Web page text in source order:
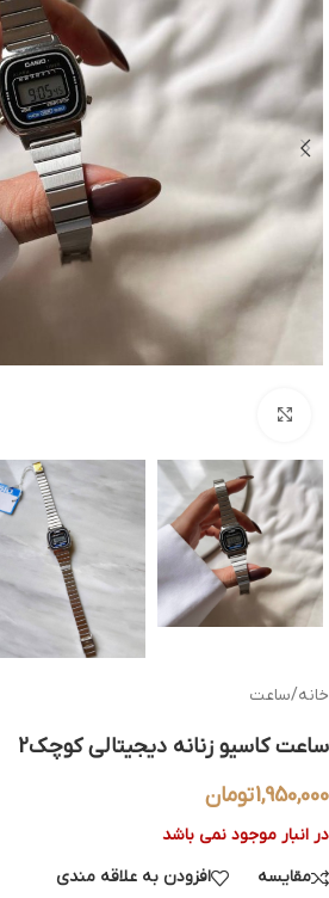
خانه/ساعت
ساعت کاسیو زنانه دیجیتالی کوچک2
1,950,000تومان
در انبار موجود نمی باشد
مقایسه
افزودن به علاقه مندی